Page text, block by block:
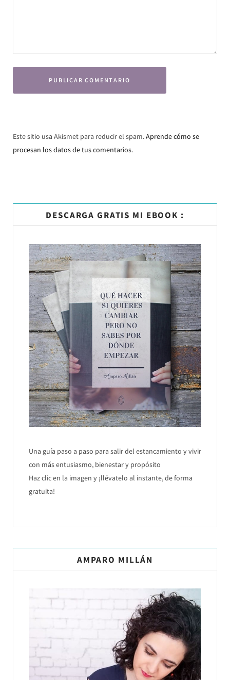
Este sitio usa Akismet para reducir el spam.Aprende cómo se
procesan los datos de tus comentarios.
DESCARGA GRATIS MI EBOOK :
Una guía paso a paso para salir del estancamiento y vivir
con más entusiasmo, bienestar y propósito
Haz clic en la imagen y ¡llévatelo al instante, de forma
gratuita!
AMPARO MILLÁN